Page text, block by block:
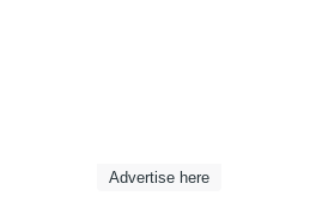
Advertise here